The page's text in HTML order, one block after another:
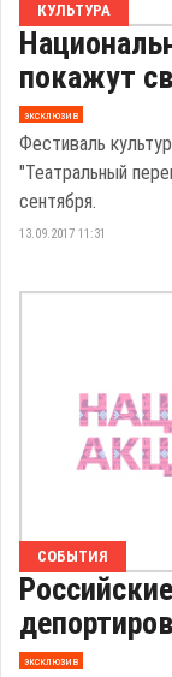
КУЛЬТУРА
покажут
эксклюзив
Фестиваль
"Театральный
сентября.
13.09.2017 11:31
СОБЫТИЯ
эксклюзив